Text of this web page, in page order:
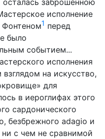
заброшенною
исполнение
Фонтеном1 перед
было
событием...
исполнения
на искусство,
для
в иероглифах этого
сардонического
безбрежного adagio и
ни с чем не сравнимой